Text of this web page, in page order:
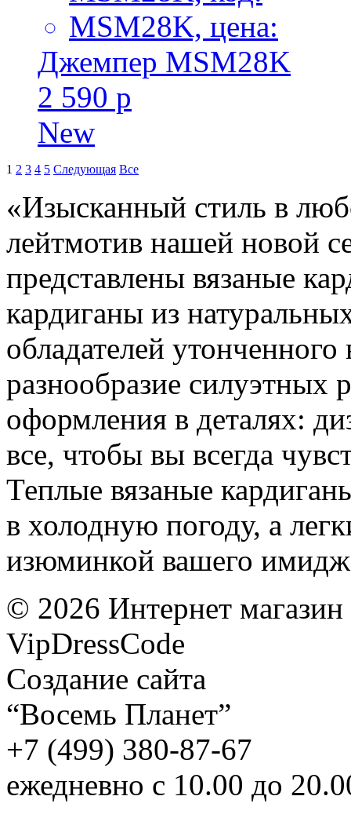
Джемпер MSM28K
2 590 р
New
1 2 3 4 5 Следующая Все
«Изысканный стиль в
лейтмотив нашей новой
представлены вязаные
кардиганы из
обладателей утонченного
разнообразие силуэтных
оформления в деталях:
все, чтобы вы всегда
Теплые вязаные
в холодную погоду, а
изюминкой вашего
© 2026 Интернет магазин
VipDressCode
Создание сайта
“Восемь Планет”
+7 (499) 380-87-67
ежедневно с 10.00 до